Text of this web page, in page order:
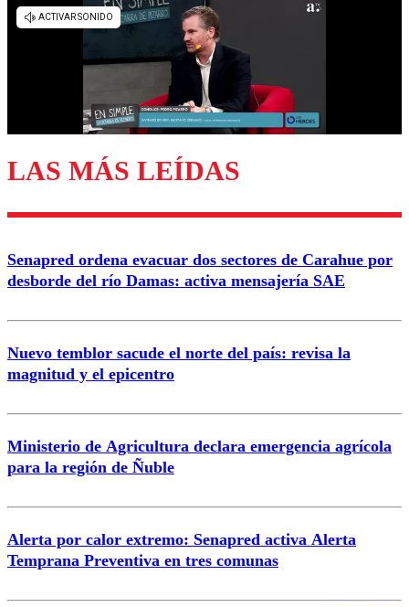
diálogo respetuoso.
Enviar comentario
LAS MÁS LEÍDAS
Senapred ordena evacuar dos sectores de Carahue por
desborde del río Damas: activa mensajería SAE
Nuevo temblor sacude el norte del país: revisa la
magnitud y el epicentro
Ministerio de Agricultura declara emergencia agrícola
para la región de Ñuble
Alerta por calor extremo: Senapred activa Alerta
Temprana Preventiva en tres comunas